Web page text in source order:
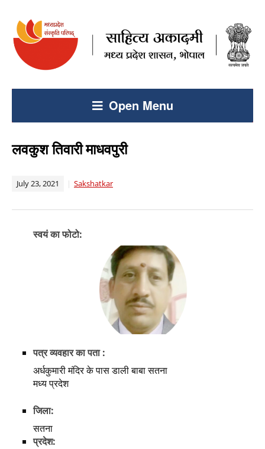
Open Menu
लवकुश तिवारी माधवपुरी
July 23, 2021 Sakshatkar
स्वयं का फोटो:
पत्र व्यवहार का पता :
अर्धकुमारी मंदिर के पास डाली बाबा सतना
मध्य प्रदेश
जिला:
सतना
प्रदेश: